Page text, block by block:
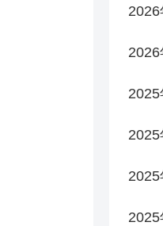
2026
2026
2025
2025
2025
2025